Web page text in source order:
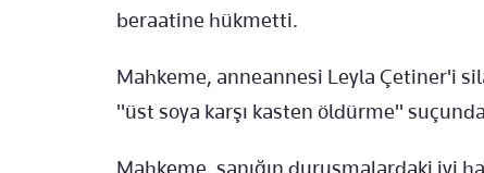
beraatine hükmetti.
Mahkeme, anneannesi Leyla Çetiner'i
"üst soya karşı kasten öldürme"